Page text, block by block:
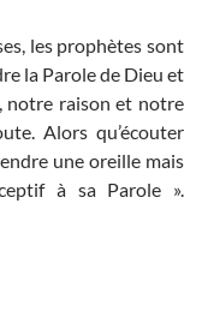
les prophètes sont
la Parole de Dieu et
notre raison et notre
Alors qu’écouter
une oreille mais
à sa Parole ».
Seigneur ton Dieu. Tu